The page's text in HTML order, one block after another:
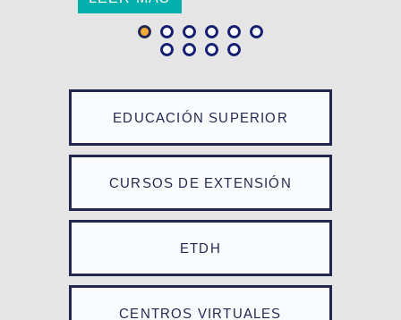
EDUCACIÓN SUPERIOR
CURSOS DE EXTENSIÓN
ETDH
CENTROS VIRTUALES